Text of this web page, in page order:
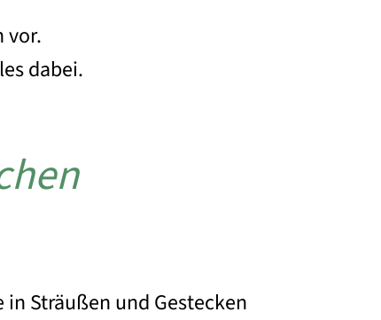
vor.
dabei.
Sträußen und Gestecken